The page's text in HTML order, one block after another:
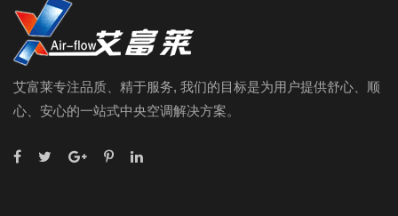
艾富莱专注品质、精于服务, 我们的目标是为用户提供舒心、顺
心、安心的一站式中央空调解决方案。